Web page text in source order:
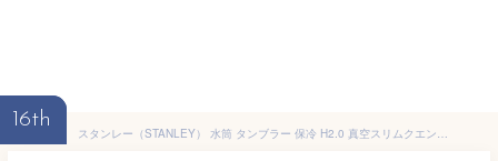
16th
スタンレー（STANLEY） 水筒 タンブラー 保冷 H2.0 真空スリムクエンチャー0.6L 10-10826-061 （ローズ/ＦＦ）